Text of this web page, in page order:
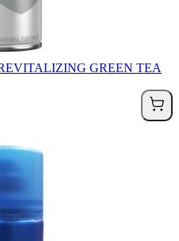
GREEN TEA